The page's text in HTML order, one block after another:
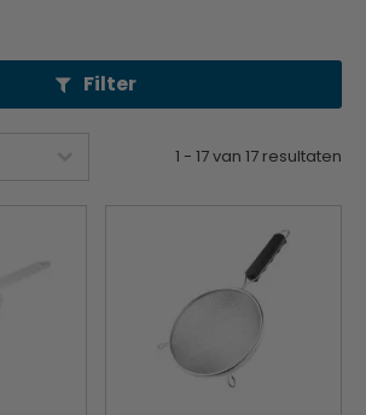
Filter
1 - 17van 17 resultaten